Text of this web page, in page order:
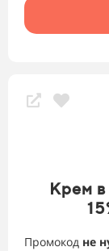
Крем
Промокод не